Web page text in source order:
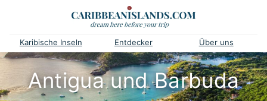
Karibische Inseln Entdecker Über uns
Antigua und Barbuda